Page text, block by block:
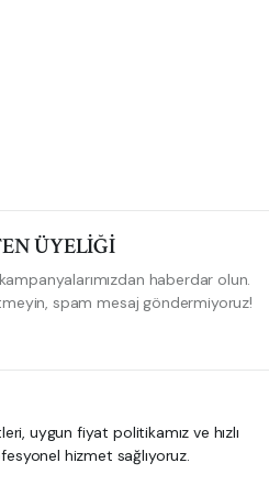
ÜYELİĞİ
haberdar olun.
spam mesaj göndermiyoruz!
uygun fiyat politikamız ve hızlı
hizmet sağlıyoruz.